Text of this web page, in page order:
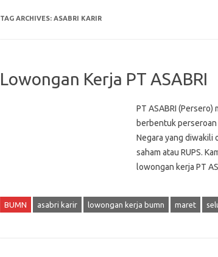
TAG ARCHIVES: ASABRI KARIR
Lowongan Kerja PT ASABRI
PT ASABRI (Persero)
berbentuk
Negara yang diwakili
saham atau RUPS.
lowongan kerja PT
BUMN asabri karir lowongan kerja bumn maret